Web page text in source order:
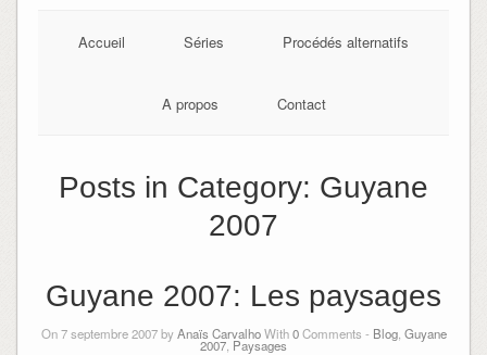
Accueil Séries Procédés alternatifs
A propos Contact
Posts in Category: Guyane
2007
Guyane 2007: Les paysages
On 7 septembre 2007 byAnaïs CarvalhoWith0Comments - Blog, Guyane
2007 Paysages